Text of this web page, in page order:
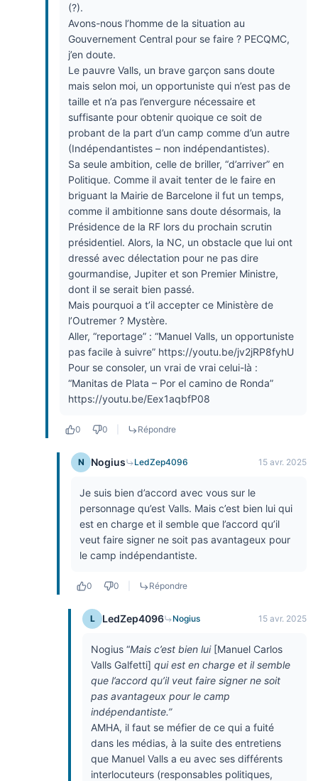
(?).
Avons-nous l’homme de la situation au
Gouvernement Central pour se faire ? PECQMC,
j’en doute.
Le pauvre Valls, un brave garçon sans doute
mais selon moi, un opportuniste qui n’est pas de
taille et n’a pas l’envergure nécessaire et
suffisante pour obtenir quoique ce soit de
probant de la part d’un camp comme d’un autre
(Indépendantistes – non indépendantistes).
Sa seule ambition, celle de briller, “d’arriver” en
Politique. Comme il avait tenter de le faire en
briguant la Mairie de Barcelone il fut un temps,
comme il ambitionne sans doute désormais, la
Présidence de la RF lors du prochain scrutin
présidentiel. Alors, la NC, un obstacle que lui ont
dressé avec délectation pour ne pas dire
gourmandise, Jupiter et son Premier Ministre,
dont il se serait bien passé.
Mais pourquoi a t’il accepter ce Ministère de
l’Outremer ? Mystère.
Aller, “reportage” : “Manuel Valls, un opportuniste
pas facile à suivre” https://youtu.be/jv2jRP8fyhU
Pour se consoler, un vrai de vrai celui-là :
“Manitas de Plata – Por el camino de Ronda”
https://youtu.be/Eex1aqbfP08
0 0 Répondre
N Nogius LedZep4096 15 avr. 2025
Je suis bien d’accord avec vous sur le
personnage qu’est Valls. Mais c’est bien lui qui
est en charge et il semble que l’accord qu’il
veut faire signer ne soit pas avantageux pour
le camp indépendantiste.
0 0 Répondre
L LedZep4096 Nogius 15 avr. 2025
Nogius “Mais c’est bien lui [Manuel Carlos
Valls Galfetti] qui est en charge et il semble
que l’accord qu’il veut faire signer ne soit
pas avantageux pour le camp
indépendantiste.”
AMHA, il faut se méfier de ce qui a fuité
dans les médias, à la suite des entretiens
que Manuel Valls a eu avec ses différents
interlocuteurs (responsables politiques,